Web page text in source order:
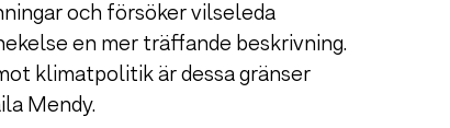
och försöker vilseleda
en mer träffande beskrivning.
klimatpolitik är dessa gränser
Mendy.